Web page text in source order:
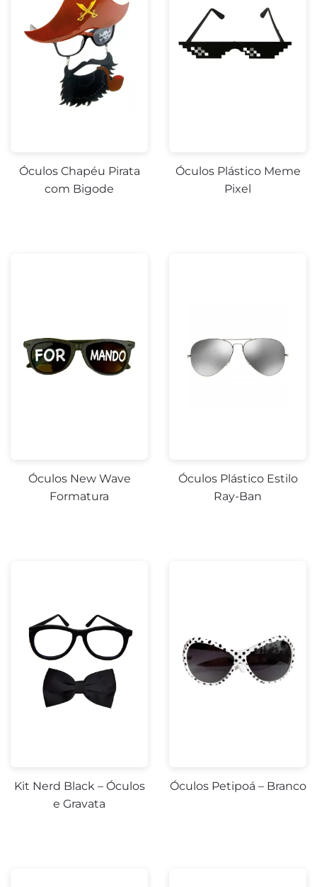
Óculos Chapéu Pirata
com Bigode
Óculos Plástico Meme
Pixel
Óculos New Wave
Formatura
Óculos Plástico Estilo
Ray-Ban
Kit Nerd Black – Óculos
e Gravata
Óculos Petipoá – Branco